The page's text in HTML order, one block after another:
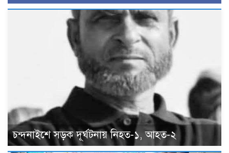
চন্দনাইশে সড়ক দূর্ঘটনায় নিহত-১, আহত-২